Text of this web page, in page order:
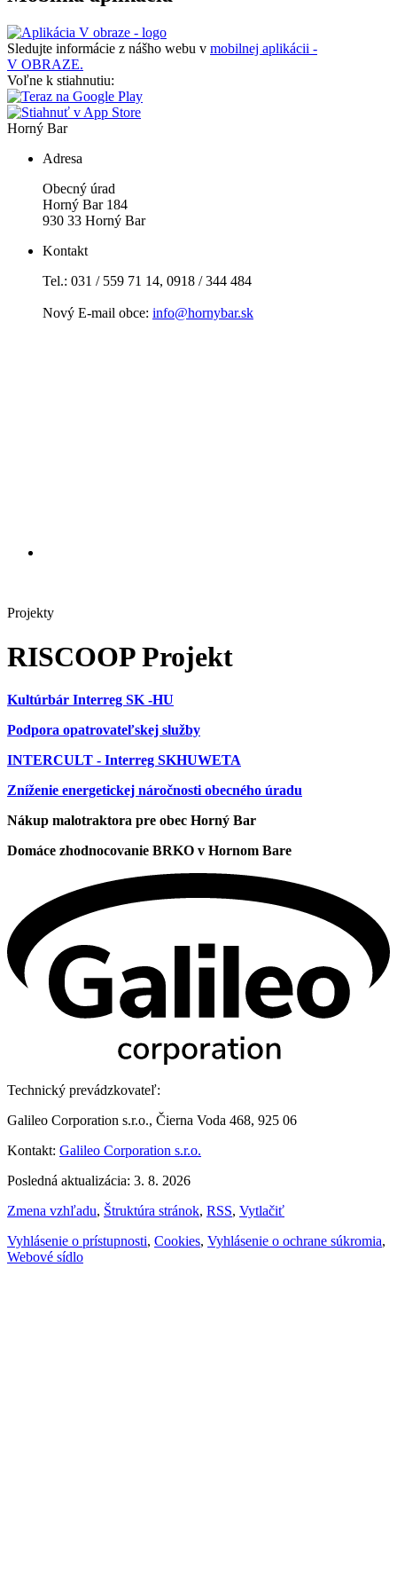
Sledujte informácie z nášho webu v mobilnej aplikácii -
V OBRAZE.
Voľne k stiahnutiu:
Horný Bar
Adresa
Obecný úrad
Horný Bar 184
930 33 Horný Bar
Kontakt
Tel.: 031 / 559 71 14, 0918 / 344 484
Nový E-mail obce: info@hornybar.sk
Projekty
RISCOOP Projekt
Kultúrbár Interreg SK -HU
Podpora opatrovateľskej služby
INTERCULT - Interreg SKHUWETA
Zníženie energetickej náročnosti obecného úradu
Nákup malotraktora pre obec Horný Bar
Domáce zhodnocovanie BRKO v Hornom Bare
Technický prevádzkovateľ:
Galileo Corporation s.r.o., Čierna Voda 468, 925 06
Kontakt: Galileo Corporation s.r.o.
Posledná aktualizácia: 3. 8. 2026
Zmena vzhľadu, Štruktúra stránok, RSS, Vytlačiť
Vyhlásenie o prístupnosti, Cookies, Vyhlásenie o ochrane súkromia,
Webové sídlo